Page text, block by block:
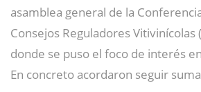
asamblea general de la
Consejos Reguladores Vitivinícolas
donde se puso el foco de interés
En concreto acordaron seguir